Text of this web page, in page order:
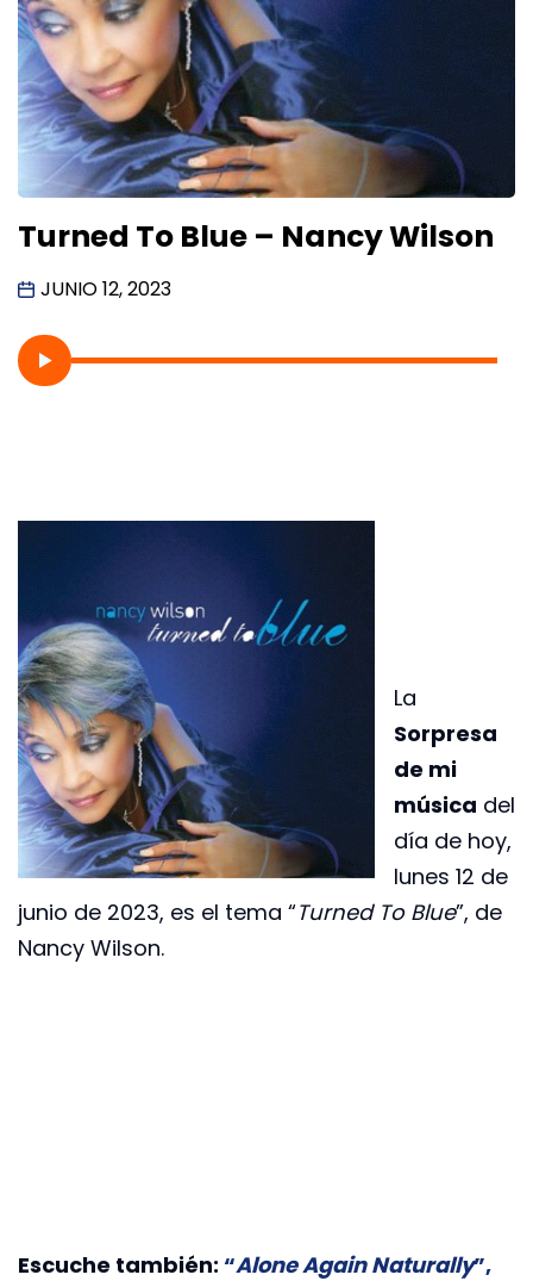
Turned To Blue – Nancy Wilson
JUNIO 12, 2023
La
Sorpresa
de mi
música del
día de hoy,
lunes 12 de
junio de 2023, es el tema “Turned To Blue”, de
Nancy Wilson.
Escuche también: “Alone Again Naturally”,